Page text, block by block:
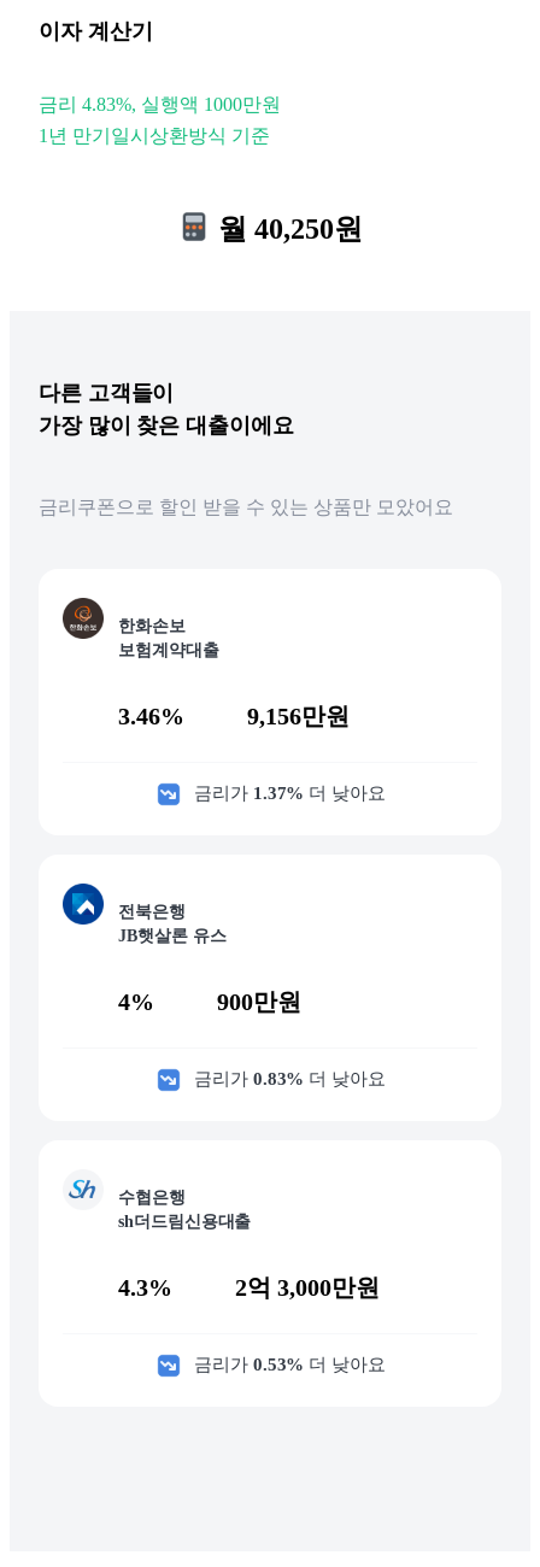
이자 계산기
금리 4.83%, 실행액 1000만원
1년 만기일시상환방식 기준
월 40,250원
다른 고객들이
가장 많이 찾은 대출이에요
금리쿠폰으로 할인 받을 수 있는 상품만 모았어요
한화손보
보험계약대출
3.46% 9,156만원
금리가 1.37% 더 낮아요
전북은행
JB햇살론 유스
4% 900만원
금리가 0.83% 더 낮아요
수협은행
sh더드림신용대출
4.3% 2억 3,000만원
금리가 0.53% 더 낮아요